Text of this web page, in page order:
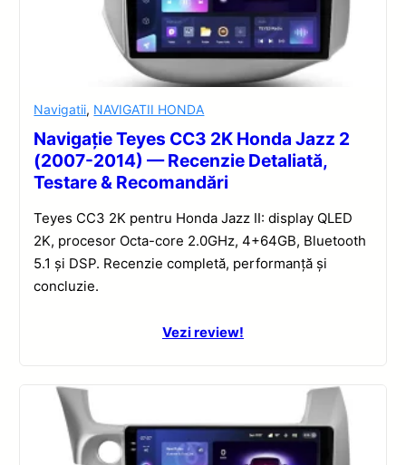
Navigatii, NAVIGATII HONDA
Navigație Teyes CC3 2K Honda Jazz 2
(2007-2014) — Recenzie Detaliată,
Testare & Recomandări
Teyes CC3 2K pentru Honda Jazz II: display QLED
2K, procesor Octa-core 2.0GHz, 4+64GB, Bluetooth
5.1 și DSP. Recenzie completă, performanță și
concluzie.
Vezi review!